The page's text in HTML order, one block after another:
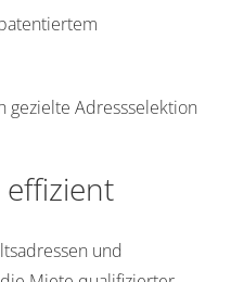
gezielte Adressselektion
und